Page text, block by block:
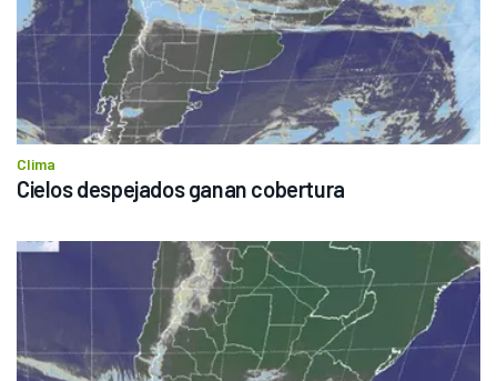
Clima
Cielos despejados ganan cobertura